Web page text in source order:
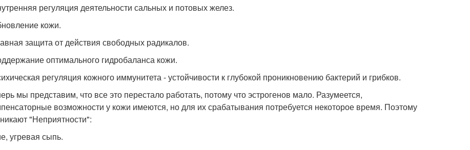
регуляция деятельности сальных и потовых желез.
кожи.
защита от действия свободных радикалов.
оптимального гидробаланса кожи.
регуляция кожного иммунитета - устойчивости к глубокой проникновению бактерий и грибков.
мы представим, что все это перестало работать, потому что эстрогенов мало. Разумеется,
возможности у кожи имеются, но для их срабатывания потребуется некоторое время. Поэтому
"Неприятности":
угревая сыпь.